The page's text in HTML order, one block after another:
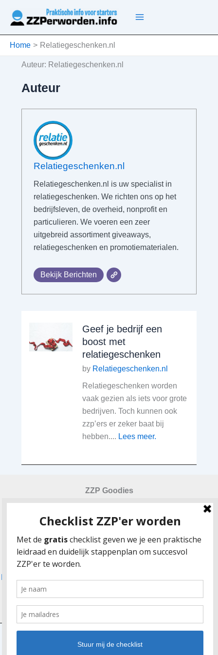
naar
inhoud
Home Relatiegeschenken.nl
Auteur: Relatiegeschenken.nl
Auteur
Relatiegeschenken.nl
Relatiegeschenken.nl is uw specialist in
relatiegeschenken. We richten ons op het
bedrijfsleven, de overheid, nonprofit en
particulieren. We voeren een zeer
uitgebreid assortiment giveaways,
relatiegeschenken en promotiematerialen.
Bekijk Berichten
Geef je bedrijf een
boost met
relatiegeschenken
by Relatiegeschenken.nl
Relatiegeschenken worden
vaak gezien als iets voor grote
bedrijven. Toch kunnen ook
zzp’ers er zeker baat bij
hebben.... Lees meer.
ZZP Goodies
Checklist ZZP-er worden
Urensheet urencriterium 2024
Zekerheid en risico’s in de beginfase van het zelfstandig
ondernemerschap
Klanten vinden via LinkedIn: 7 tips voor ZZPers